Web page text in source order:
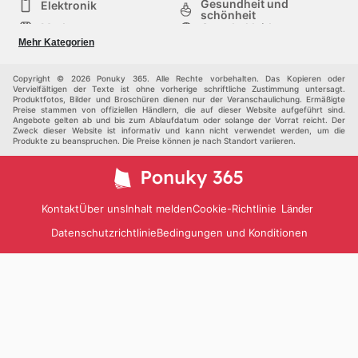
Elektronik
Gesundheit und
schönheit
Mode
Sportbekleidung
Baumarkt
Mehr Kategorien
Copyright © 2026 Ponuky 365. Alle Rechte vorbehalten. Das Kopieren oder
Vervielfältigen der Texte ist ohne vorherige schriftliche Zustimmung untersagt.
Produktfotos, Bilder und Broschüren dienen nur der Veranschaulichung. Ermäßigte
Preise stammen von offiziellen Händlern, die auf dieser Website aufgeführt sind.
Angebote gelten ab und bis zum Ablaufdatum oder solange der Vorrat reicht. Der
Zweck dieser Website ist informativ und kann nicht verwendet werden, um die
Produkte zu beanspruchen. Die Preise können je nach Standort variieren.
KontaktÜber unsInhalt meldenCookie-Richtlinie Länder
DatenschutzrichtlinieBedingungen und Konditionen